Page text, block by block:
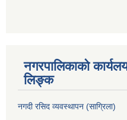
नगरपालिकाको
लिङ्क
नगदी रसिद व्यवस्थापन (साग्रिला)